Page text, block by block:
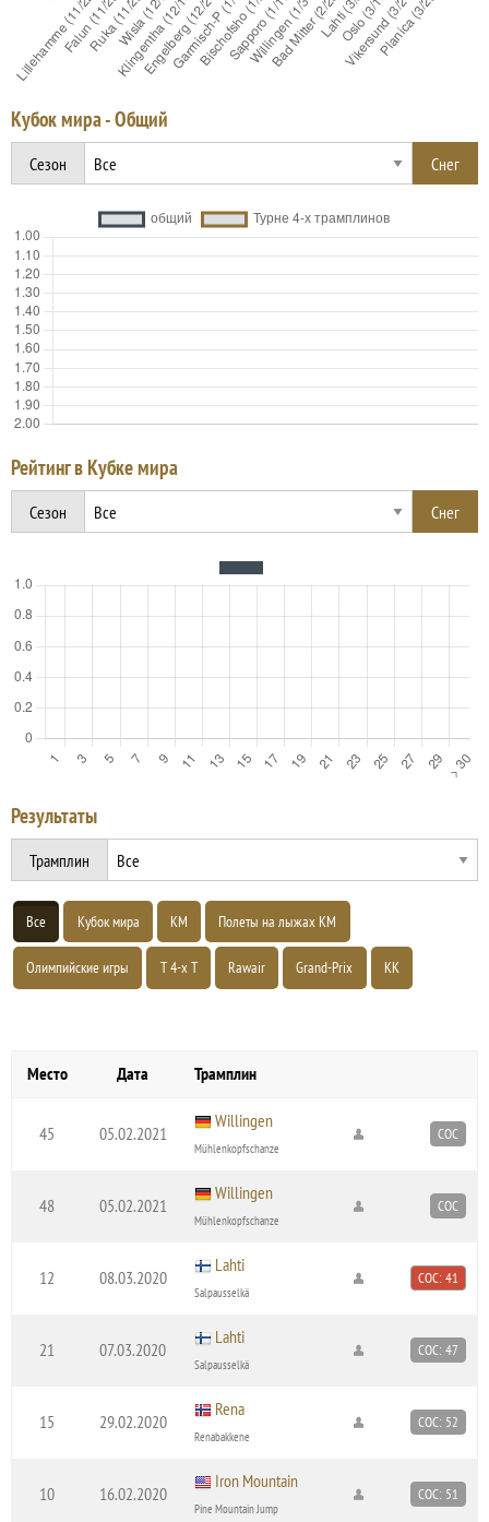
Кубок мира - Общий
Сезон
Рейтинг в Кубке мира
Сезон
Результаты
Трамплин
Все Кубок мира КМ Полеты на лыжах КМ
Олимпийские игры Т 4-х Т Rawair Grand-Prix КК
Место Дата Трамплин
45 05.02.2021
Willingen
Mühlenkopfschanze
COC
48 05.02.2021
Willingen
Mühlenkopfschanze
COC
12 08.03.2020
Lahti
Salpausselkä
COC: 41
21 07.03.2020
Lahti
Salpausselkä
COC: 47
15 29.02.2020
Rena
Renabakkene
COC: 52
10 16.02.2020
Iron Mountain
Pine Mountain Jump
COC: 51